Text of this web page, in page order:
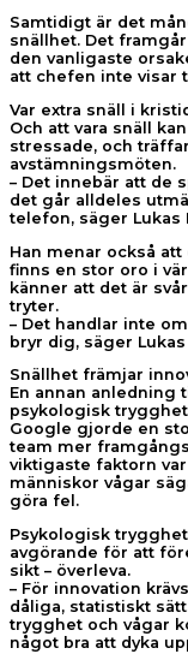
Samtidigt är det
snällhet. Det
den vanligaste
att chefen inte visar
Var extra snäll i
Och att vara snäll
stressade, och
avstämningsmöten.
– Det innebär att de
det går alldeles
telefon, säger Lukas
Han menar också
finns en stor oro i
känner att det är
tryter.
– Det handlar inte
bryr dig, säger Lukas
Snällhet främjar
En annan anledning
psykologisk
Google gjorde en
team mer
viktigaste faktorn
människor vågar
göra fel.
Psykologisk
avgörande för att
sikt – överleva.
– För innovation
dåliga, statistiskt
trygghet och vågar
något bra att dyka